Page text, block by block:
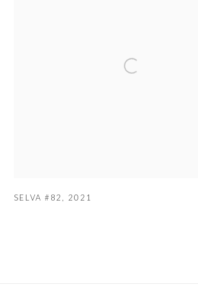
SELVA #82 2021